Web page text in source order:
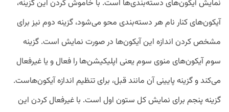
نمایش آیکون‌های دسته‌بندی‌ها است. با خاموش کردن این گزینه،
آیکون‌های کنار نام هر دسته‌بندی محو می‌شود، گزینه دوم نیز برای
مشخص کردن اندازه این آیکون‌ها در صورت نمایش است. گزینه
سوم آیکون‌های منوی سوم یعنی اپلیکیشن‌ها را فعال و یا غیرفعال
می‌کند و گزینه پایینی آن مانند قبل، برای تنظیم اندازه آیکون‌هاست.
گزینه پنجم برای نمایش کل ستون اول است. با غیرفعال کردن این